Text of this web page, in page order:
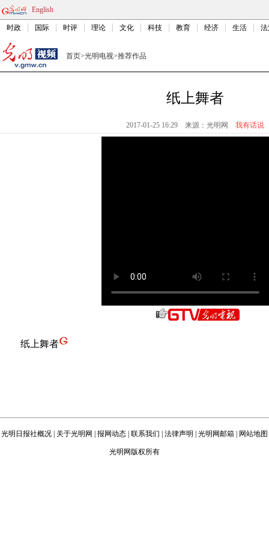
English
时政 国际 时评 理论 文化 科技 教育 经济 生活
首页>光明电视>推荐作品
纸上舞者
2017-01-25 16:29 来源： 光明网 我有话说
纸上舞者
光明日报社概况 关于光明网 报网动态 联系我们 法律声明 光明网邮箱 网站地图
光明网版权所有